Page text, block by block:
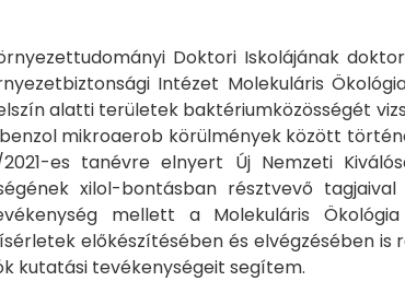
Doktori Iskolájának
Intézet Molekuláris
alatti területek baktériumközösségét
mikroaerob körülmények között
es tanévre elnyert Új Nemzeti
xilol-bontásban résztvevő
mellett a Molekuláris
előkészítésében és elvégzésében is
kutatási tevékenységeit segítem.